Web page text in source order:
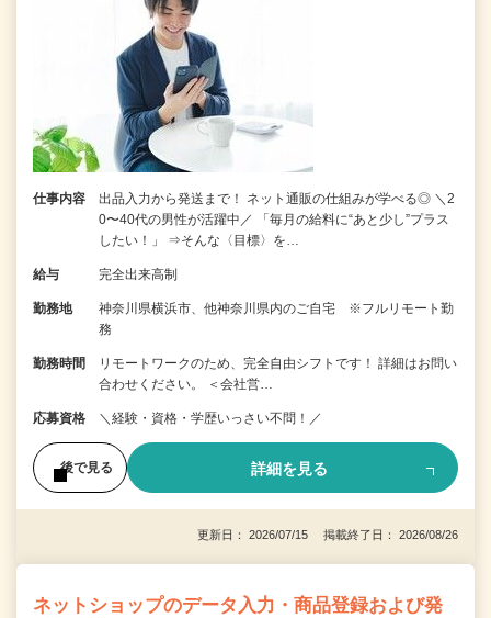
仕事内容
出品入力から発送まで！ ネット通販の仕組みが学べる◎ ＼2
0〜40代の男性が活躍中／ 「毎月の給料に“あと少し”プラス
したい！」 ⇒そんな〈目標〉を…
給与 完全出来高制
勤務地
神奈川県横浜市、他神奈川県内のご自宅 ※フルリモート勤
務
勤務時間
リモートワークのため、完全自由シフトです！ 詳細はお問い
合わせください。 ＜会社営…
応募資格 ＼経験・資格・学歴いっさい不問！／
後で見る 詳細を見る
更新日： 2026/07/15 掲載終了日： 2026/08/26
ネットショップのデータ入力・商品登録および発